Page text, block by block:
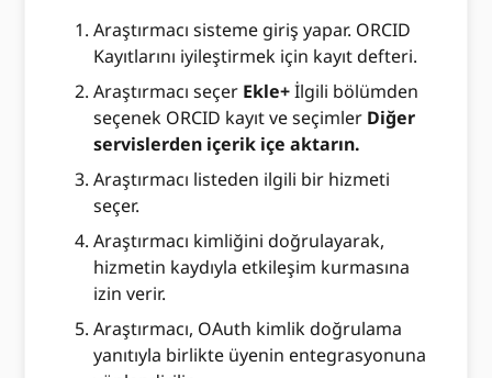
Araştırmacı sisteme giriş yapar. ORCID
Kayıtlarını iyileştirmek için kayıt defteri.
Araştırmacı seçer Ekle+İlgili bölümden
seçenek ORCID kayıt ve seçimler Diğer
servislerden içerik içe aktarın.
Araştırmacı listeden ilgili bir hizmeti
seçer.
Araştırmacı kimliğini doğrulayarak,
hizmetin kaydıyla etkileşim kurmasına
izin verir.
Araştırmacı, OAuth kimlik doğrulama
yanıtıyla birlikte üyenin entegrasyonuna